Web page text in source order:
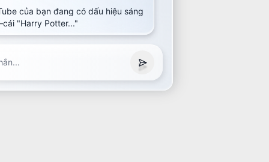
của bạn đang có dấu hiệu sáng
"Harry Potter..."